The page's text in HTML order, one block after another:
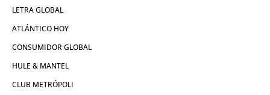
LETRA GLOBAL
ATLÁNTICO HOY
CONSUMIDOR GLOBAL
HULE & MANTEL
CLUB METRÓPOLI